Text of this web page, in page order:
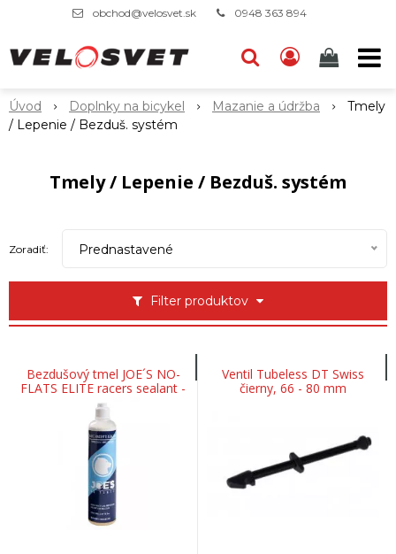
obchod@velosvet.sk 0948 363 894
Úvod Doplnky na bicykel Mazanie a údržba
Tmely
/ Lepenie / Bezduš. systém
Tmely / Lepenie / Bezduš. systém
Filter produktov
Zoradiť: Prednastavené
Bezdušový tmel JOE´S NO-
FLATS ELITE racers sealant -
500ml
Ventil Tubeless DT Swiss
čierny, 66 - 80 mm